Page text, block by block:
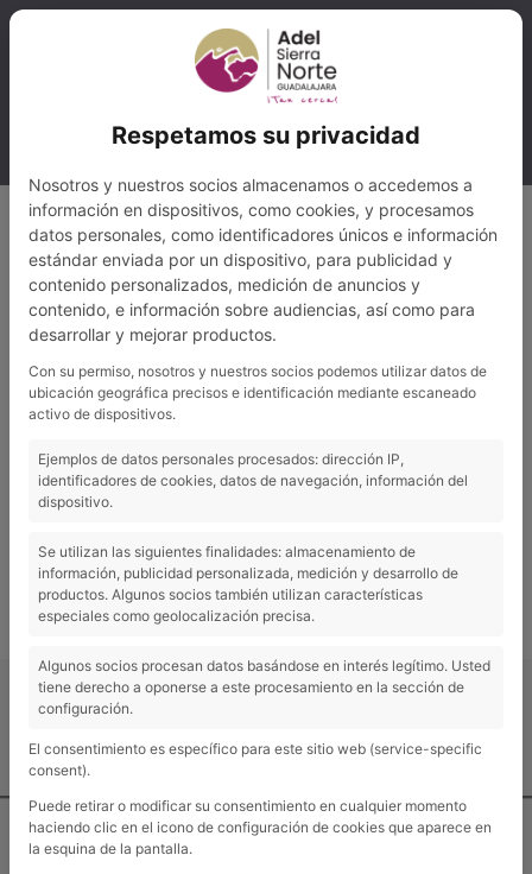
Ir
ADEL CONTINUA CON LAS MEDIDAS DE PREVENCIÓN
DEL COVID-19
1 minute of reading
Adel Sierra Norte, dentro de las actuaciones que está
realizando paraluchar contra elCovid-19en nuestra
Comarca, pone a disposición de los Socios un
<<Dispensador gratis de Gel Hidroalcohólico>>.
Toda medida que tomemos será poca si por encima de
todo no impera el sentido común, es responsabilidad de
cada uno de nosotros.
Entrada anterior Entrada siguiente
Contacto y localización
Respetamos su privacidad
Nosotros y nuestros socios almacenamos o accedemos a
información en dispositivos, como cookies, y procesamos
datos personales, como identificadores únicos e información
estándar enviada por un dispositivo, para publicidad y
contenido personalizados, medición de anuncios y
contenido, e información sobre audiencias, así como para
desarrollar y mejorar productos.
Con su permiso, nosotros y nuestros socios podemos utilizar datos de
ubicación geográfica precisos e identificación mediante escaneado
activo de dispositivos.
Ejemplos de datos personales procesados: dirección IP,
identificadores de cookies, datos de navegación, información del
dispositivo.
Se utilizan las siguientes finalidades: almacenamiento de
información, publicidad personalizada, medición y desarrollo de
productos. Algunos socios también utilizan características
especiales como geolocalización precisa.
Algunos socios procesan datos basándose en interés legítimo. Usted
tiene derecho a oponerse a este procesamiento en la sección de
configuración.
El consentimiento es específico para este sitio web (service-specific
consent).
Puede retirar o modificar su consentimiento en cualquier momento
haciendo clic en el icono de configuración de cookies que aparece en
la esquina de la pantalla.